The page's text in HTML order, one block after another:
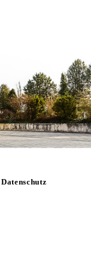
Datenschutz